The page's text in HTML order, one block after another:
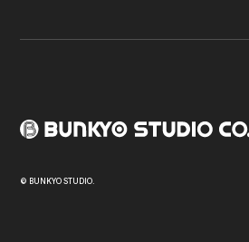
© BUNKYO STUDIO.